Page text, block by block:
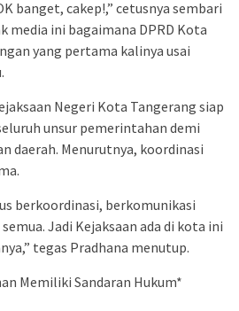
banget, cakep!,” cetusnya sembari
media ini bagaimana DPRD Kota
yang pertama kalinya usai
Negeri Kota Tangerang siap
unsur pemerintahan demi
daerah. Menurutnya, koordinasi
berkoordinasi, berkomunikasi
Jadi Kejaksaan ada di kota ini
tegas Pradhana menutup.
Memiliki Sandaran Hukum*